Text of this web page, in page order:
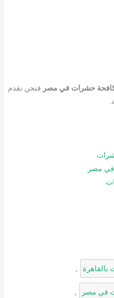
حشرات في مصر فنحن نقدم
مصر
,
في مصر ,